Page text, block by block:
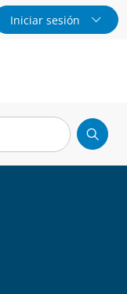
Iniciar sesión